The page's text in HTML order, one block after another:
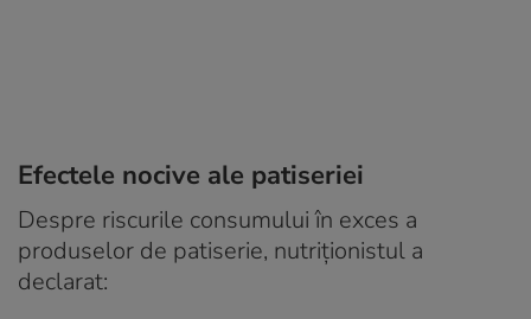
Efectele nocive ale patiseriei
Despre riscurile consumului în exces a
produselor de patiserie, nutriționistul a
declarat: